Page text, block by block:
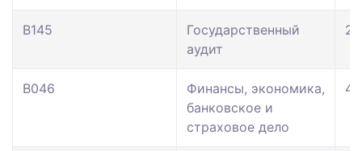
В145
Государственный
аудит
27
В046
Финансы, экономика,
банковское и
страховое дело